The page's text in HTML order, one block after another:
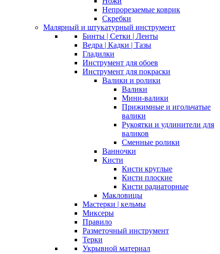
Непрорезаемые коврик
Скребки
Малярный и штукатурный инструмент
Бинты | Сетки | Ленты
Ведра | Кадки | Тазы
Гладилки
Инструмент для обоев
Инструмент для покраски
Валики и ролики
Валики
Мини-валики
Прижимные и игольчатые
валики
Рукоятки и удлинители для
валиков
Сменные ролики
Ванночки
Кисти
Кисти круглые
Кисти плоские
Кисти радиаторные
Макловицы
Мастерки | кельмы
Миксеры
Правило
Разметочный инструмент
Терки
Укрывной материал